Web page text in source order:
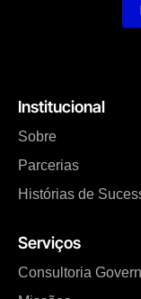
Institucional
Sobre
Parcerias
Histórias de
Serviços
Consultoria